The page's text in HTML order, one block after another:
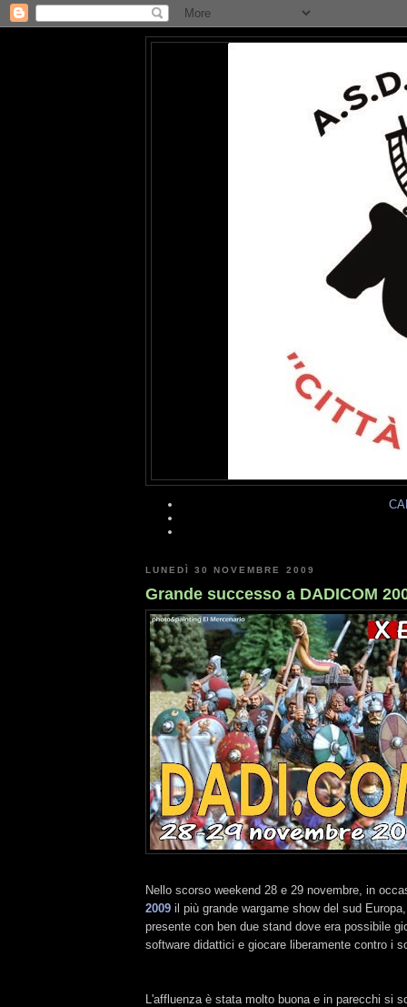
LUNEDÌ 30 NOVEMBRE 2009
Grande successo a DADICOM
Nello scorso weekend 28 e 29 novembre, in
2009 il più grande wargame show del sud
presente con ben due stand dove era possibile
software didattici e giocare liberamente contro i
L'affluenza è stata molto buona e in parecchi si